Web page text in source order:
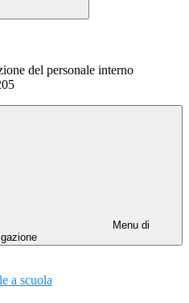
del personale interno
Menu di
a scuola